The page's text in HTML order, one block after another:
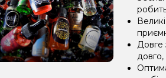
Довге
довго,